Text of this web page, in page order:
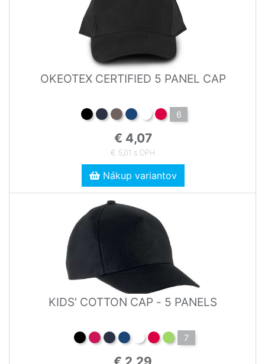
OKEOTEX CERTIFIED 5 PANEL CAP
6
€ 4,07
€ 5,01 s DPH
Nákup variantov
KIDS' COTTON CAP - 5 PANELS
7